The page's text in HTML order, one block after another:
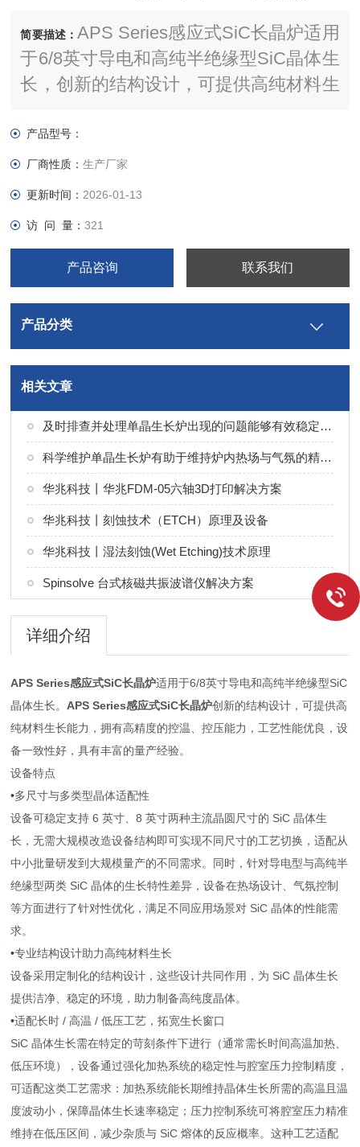
简要描述：APS Series感应式SiC长晶炉适用
于6/8英寸导电和高纯半绝缘型SiC晶体生
长，创新的结构设计，可提供高纯材料生
工艺性能优良，设备一致性好，具有丰富
的量产经验。
产品型号：
厂商性质：生产厂家
更新时间： 2026-01-13
访 问 量：321
产品咨询 联系我们
产品分类
相关文章
及时排查并处理单晶生长炉出现的问题能够有效稳定晶体生长环境
科学维护单晶生长炉有助于维持炉内热场与气氛的精确控制
华兆科技丨华兆FDM-05六轴3D打印解决方案
华兆科技丨刻蚀技术（ETCH）原理及设备
华兆科技丨湿法刻蚀(Wet Etching)技术原理
Spinsolve 台式核磁共振波谱仪解决方案
详细介绍
APS Series感应式SiC长晶炉适用于6/8英寸导电和高纯半绝缘型SiC
晶体生长。 APS Series感应式SiC长晶炉创新的结构设计，可提供高
纯材料生长能力，拥有高精度的控温、控压能力，工艺性能优良，设
备一致性好，具有丰富的量产经验。
设备特点
•多尺寸与多类型晶体适配性
设备可稳定支持 6 英寸、8 英寸两种主流晶圆尺寸的 SiC 晶体生
长，无需大规模改造设备结构即可实现不同尺寸的工艺切换，适配从
中小批量研发到大规模量产的不同需求。同时，针对导电型与高纯半
绝缘型两类 SiC 晶体的生长特性差异，设备在热场设计、气氛控制
等方面进行了针对性优化，满足不同应用场景对 SiC 晶体的性能需
求。
•专业结构设计助力高纯材料生长
设备采用定制化的结构设计，这些设计共同作用，为 SiC 晶体生长
提供洁净、稳定的环境，助力制备高纯度晶体。
•适配长时 / 高温 / 低压工艺，拓宽生长窗口
SiC 晶体生长需在特定的苛刻条件下进行（通常需长时间高温加热、
低压环境），设备通过强化加热系统的稳定性与腔室压力控制精度，
可适配这类工艺需求：加热系统能长期维持晶体生长所需的高温且温
度波动小，保障晶体生长速率稳定；压力控制系统可将腔室压力精准
维持在低压区间，减少杂质与 SiC 熔体的反应概率。这种工艺适配